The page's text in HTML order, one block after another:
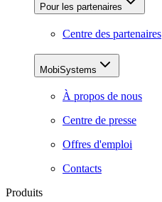
Pour les partenaires
Centre des partenaires
MobiSystems
À propos de nous
Centre de presse
Offres d'emploi
Contacts
Produits